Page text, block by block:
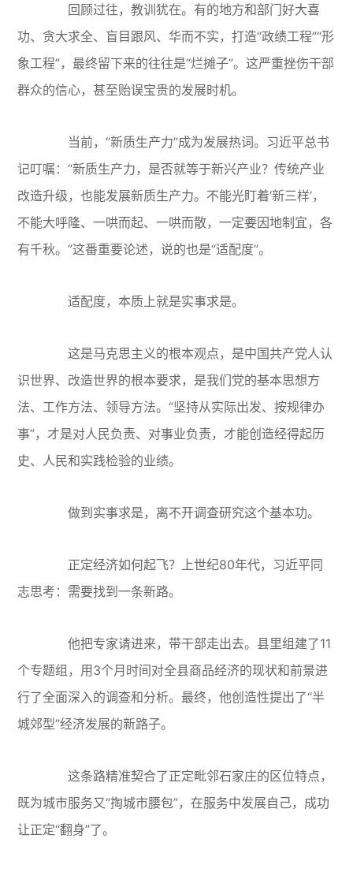
回顾过往，教训犹在。有的地方和部门好大喜
功、贪大求全、盲目跟风、华而不实，打造“政绩工程”“形
象工程”，最终留下来的往往是“烂摊子”。这严重挫伤干部
群众的信心，甚至贻误宝贵的发展时机。
当前，“新质生产力”成为发展热词。习近平总书
记叮嘱：“新质生产力，是否就等于新兴产业？传统产业
改造升级，也能发展新质生产力。不能光盯着‘新三样’，
不能大呼隆、一哄而起、一哄而散，一定要因地制宜，各
有千秋。”这番重要论述，说的也是“适配度”。
适配度，本质上就是实事求是。
这是马克思主义的根本观点，是中国共产党人认
识世界、改造世界的根本要求，是我们党的基本思想方
法、工作方法、领导方法。“坚持从实际出发、按规律办
事”，才是对人民负责、对事业负责，才能创造经得起历
史、人民和实践检验的业绩。
做到实事求是，离不开调查研究这个基本功。
正定经济如何起飞？上世纪80年代，习近平同
志思考：需要找到一条新路。
他把专家请进来，带干部走出去。县里组建了11
个专题组，用3个月时间对全县商品经济的现状和前景进
行了全面深入的调查和分析。最终，他创造性提出了“半
城郊型”经济发展的新路子。
这条路精准契合了正定毗邻石家庄的区位特点，
既为城市服务又“掏城市腰包”，在服务中发展自己，成功
让正定“翻身”了。